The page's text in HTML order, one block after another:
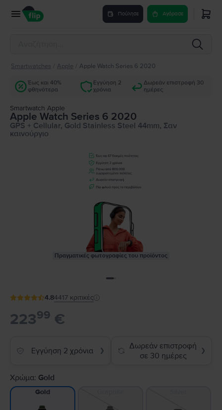
Πούλησε Αγόρασε
Smartwatches Apple Apple Watch Series 6 2020
Έως και 40%
φθηνότερα
Εγγύηση 2
χρόνια
Δωρεάν επιστροφή 30
ημέρες
Smartwatch Apple
Apple Watch Series 6 2020
GPS + Cellular, Gold Stainless Steel 44mm, Σαν
καινούργιο
Πραγματικές φωτογραφίες του προϊόντος
4.84417 κριτικές
22399 €
Εγγύηση 2 χρόνια ❯
Δωρεάν επιστροφή
σε 30 ημέρες
❯
Χρώμα: Gold
Gold